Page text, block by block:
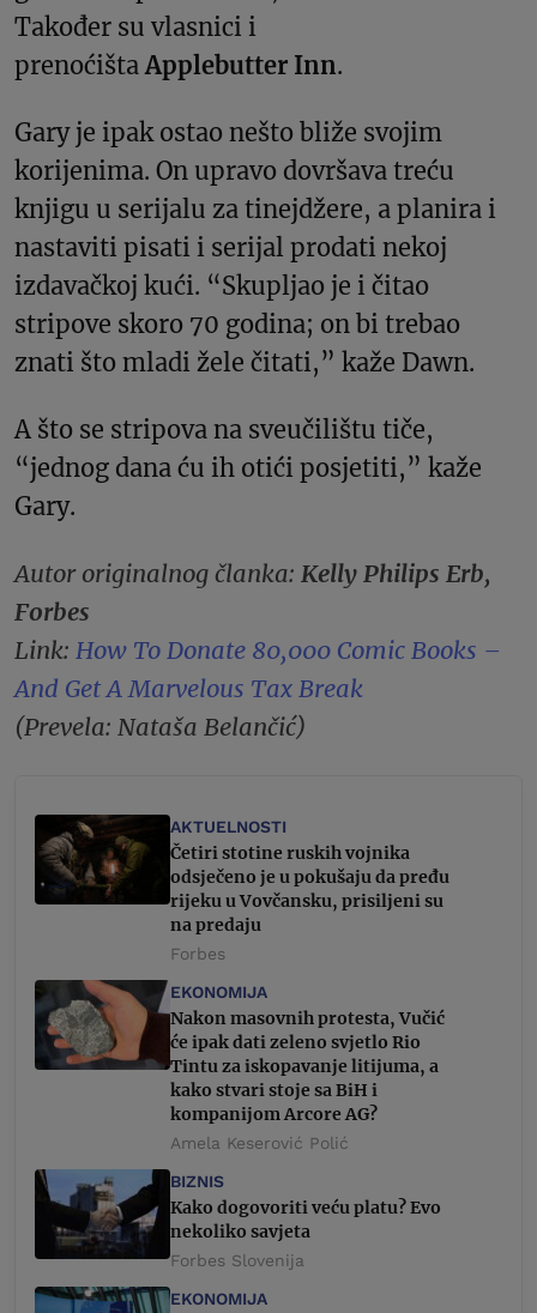
Također su vlasnici i
prenoćištaApplebutter Inn.
Gary je ipak ostao nešto bliže svojim
korijenima. On upravo dovršava treću
knjigu u serijalu za tinejdžere, a planira i
nastaviti pisati i serijal prodati nekoj
izdavačkoj kući. “Skupljao je i čitao
stripove skoro 70 godina; on bi trebao
znati što mladi žele čitati,” kaže Dawn.
A što se stripova na sveučilištu tiče,
“jednog dana ću ih otići posjetiti,” kaže
Gary.
Autor originalnog članka: Kelly Philips Erb,
Forbes
Link: How To Donate 80,000 Comic Books –
And Get A Marvelous Tax Break
(Prevela: Nataša Belančić)
AKTUELNOSTI
Četiri stotine ruskih vojnika
odsječeno je u pokušaju da pređu
rijeku u Vovčansku, prisiljeni su
na predaju
Forbes
EKONOMIJA
Nakon masovnih protesta, Vučić
će ipak dati zeleno svjetlo Rio
Tintu za iskopavanje litijuma, a
kako stvari stoje sa BiH i
kompanijom Arcore AG?
Amela Keserović Polić
BIZNIS
Kako dogovoriti veću platu? Evo
nekoliko savjeta
Forbes Slovenija
EKONOMIJA